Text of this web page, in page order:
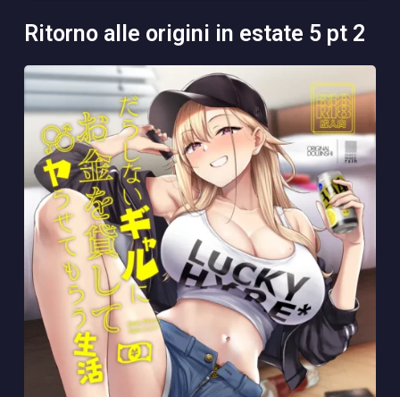
ritorno alle origini in estate 5 pt 2